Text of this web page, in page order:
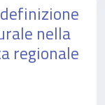
nella
regionale